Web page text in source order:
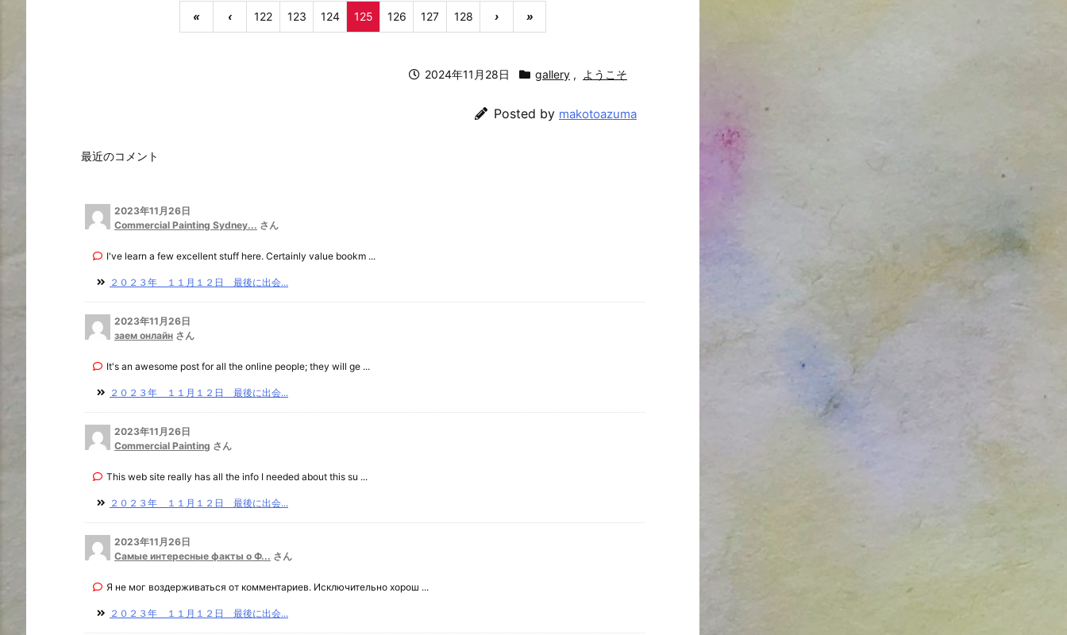
« ‹ 122 123 124 125 126 127 128 › »
2024年11月28日 gallery , ようこそ
Posted by makotoazuma
最近のコメント
2023年11月26日
Commercial Painting Sydney... さん
I've learn a few excellent stuff here. Certainly value bookm ...
２０２３年 １１月１２日 最後に出会...
2023年11月26日
заем онлайн さん
It's an awesome post for all the online people; they will ge ...
２０２３年 １１月１２日 最後に出会...
2023年11月26日
Commercial Painting さん
This web site really has all the info I needed about this su ...
２０２３年 １１月１２日 最後に出会...
2023年11月26日
Самые интересные факты о Ф... さん
Я не мог воздерживаться от комментариев. Исключительно хорош ...
２０２３年 １１月１２日 最後に出会...